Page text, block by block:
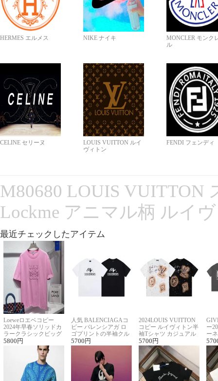
HERMES エルメス NIKE ナイキ
MONCLER モンク
ル
CELINE セリーヌ
LOUIS VUITTON ルイ
ヴィトン
FENDI フェンディ
M80680 LOUIS VUITTON
Lockme アニマル柄 ルイ
最近チェックしたアイテム
Loeweロエベコピー
2024年早春ソリッドカ
ラークラシックビッグ
ロゴ刺繍Tシャツ
5800 円
人気 BALENCIAGAコ
ピー バレンシアガ ロ
ゴプリントの半袖クル
ーネックTシャツ
5700 円
2024LOUIS VUITTON
コピー ルイヴィトン半
袖Tシャツ カジュアル
に馴染む 2色展開
5700 円
ー
ー
ー